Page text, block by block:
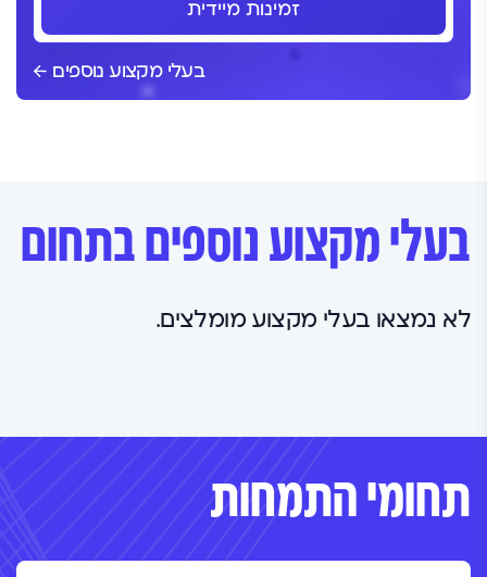
זמינות מיידית
בעלי מקצוע נוספים
בעלי מקצוע נוספים בתחום
לא נמצאו בעלי מקצוע מומלצים.
תחומי התמחות